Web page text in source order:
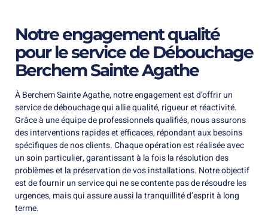
Notre engagement qualité
pour le service de Débouchage
Berchem Sainte Agathe
À Berchem Sainte Agathe, notre engagement est d’offrir un
service de débouchage qui allie qualité, rigueur et réactivité.
Grâce à une équipe de professionnels qualifiés, nous assurons
des interventions rapides et efficaces, répondant aux besoins
spécifiques de nos clients. Chaque opération est réalisée avec
un soin particulier, garantissant à la fois la résolution des
problèmes et la préservation de vos installations. Notre objectif
est de fournir un service qui ne se contente pas de résoudre les
urgences, mais qui assure aussi la tranquillité d’esprit à long
terme.